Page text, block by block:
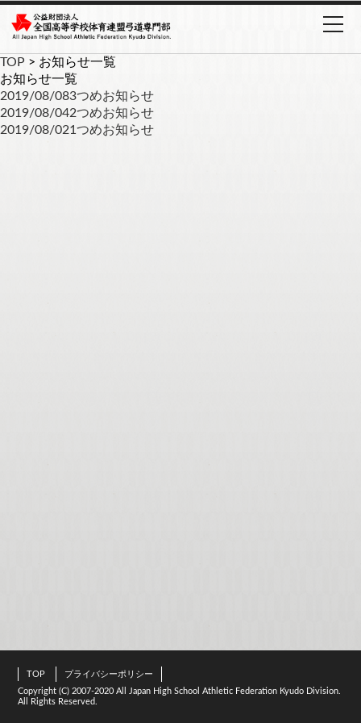
TOP > お知らせ一覧
お知らせ一覧
2019/08/083つめお知らせ
2019/08/042つめお知らせ
2019/08/021つめお知らせ
TOP
プライバシーポリシー
Copyright (C) 2007-2020 All Japan High School Athletic Federation Kyudo Division.
All Rights Reserved.